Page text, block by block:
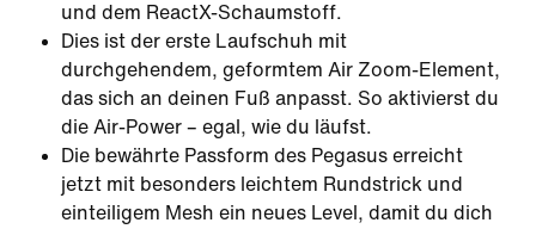
und dem ReactX-Schaumstoff.
Dies ist der erste Laufschuh mit
durchgehendem, geformtem Air Zoom-Element,
das sich an deinen Fuß anpasst. So aktivierst du
die Air-Power – egal, wie du läufst.
Die bewährte Passform des Pegasus erreicht
jetzt mit besonders leichtem Rundstrick und
einteiligem Mesh ein neues Level, damit du dich